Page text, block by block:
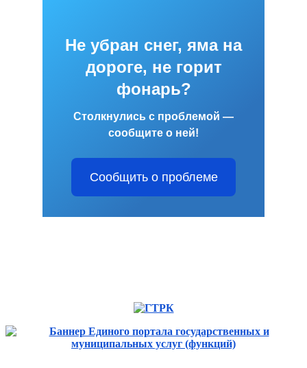
Не убран снег, яма на
дороге, не горит
фонарь?
Столкнулись с проблемой —
сообщите о ней!
Сообщить о проблеме